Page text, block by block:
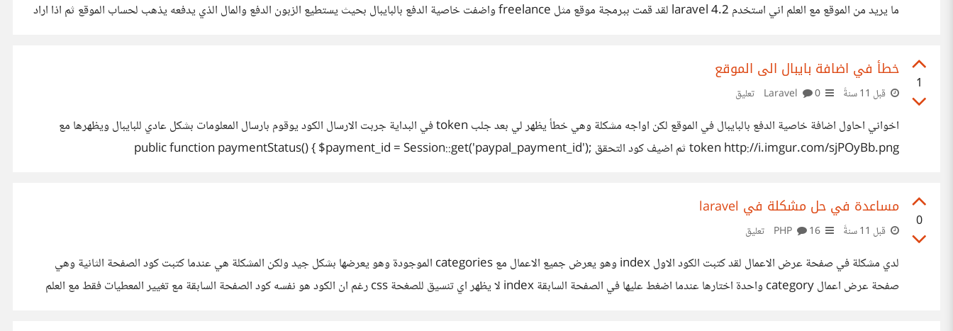
ما يريد من الموقع مع العلم اني استخدم laravel 4.2 لقد قمت ببرمجة موقع مثل freelance واضفت خاصية الدفع بالبايبال بحيث يستطيع الزبون الدفع والمال الذي يدفعه يذهب لحساب الموقع ثم اذا اراد
1
خطأ في اضافة بايبال الى الموقع
قبل 11 سنةً 0 تعليق
اخواني احاول اضافة خاصية الدفع بالبايبال في الموقع لكن اواجه مشكلة وهي خطأ يظهر لي بعد جلب token في البداية جربت الارسال الكود يوقوم بارسال المعلومات بشكل عادي للبايبال ويظهرها مع
token http://i.imgur.com/sjPOyBb.png ثم اضيف كود التحقق public function paymentStatus() { $payment_id = Session::get('paypal_payment_id');
Payment::get($payment_id, $this->_api_context); $execution = new PaymentExecution(); $execution->setPayerId(Input::get('PayerID')); $result = $payment-
>execute($execution, $this->_api_context); if($result->getState() == 'approved') { return 'Payment was successfull , we Thank you for that';
0
مساعدة في حل مشكلة في laravel
قبل 11 سنةً 16 تعليق
لدي مشكلة في صفحة عرض الاعمال لقد كتبت الكود الاول index وهو يعرض جميع الاعمال مع categories الموجودة وهو يعرضها بشكل جيد ولكن المشكلة هي عندما كتبت كود الصفحة الثانية وهي
صفحة عرض اعمال category واحدة اختارها عندما اضغط عليها في الصفحة السابقة index لا يظهر اي تنسيق للصغحة css رغم ان الكود هو نفسه كود الصفحة السابقة مع تغيير المعطيات فقط مع العلم